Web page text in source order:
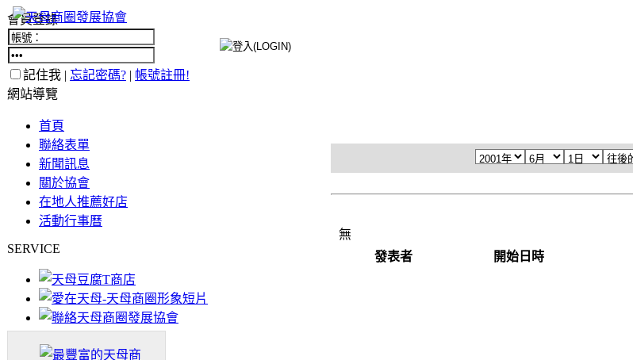
會員登錄
記住我 | 忘記密碼? | 帳號註冊!
網站導覽
首頁
聯絡表單
新聞訊息
關於協會
在地人推薦好店
活動行事曆
SERVICE
無
發表者
開始日時